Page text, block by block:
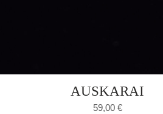
AUSKARAI
59,00 €